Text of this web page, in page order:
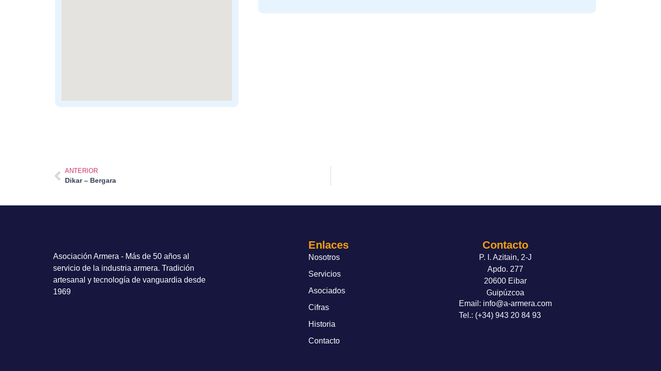
ANTERIOR
Dikar – Bergara
Asociación Armera - Más de 50 años al
servicio de la industria armera. Tradición
artesanal y tecnología de vanguardia desde
1969
Enlaces
Nosotros
Servicios
Asociados
Cifras
Historia
Contacto
Contacto
P. I. Azitain, 2-J
Apdo. 277
20600 Eibar
Guipúzcoa
Email: info@a-armera.com
Tel.: (+34) 943 20 84 93